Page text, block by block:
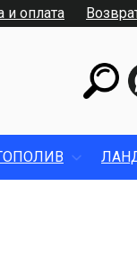
и оплата